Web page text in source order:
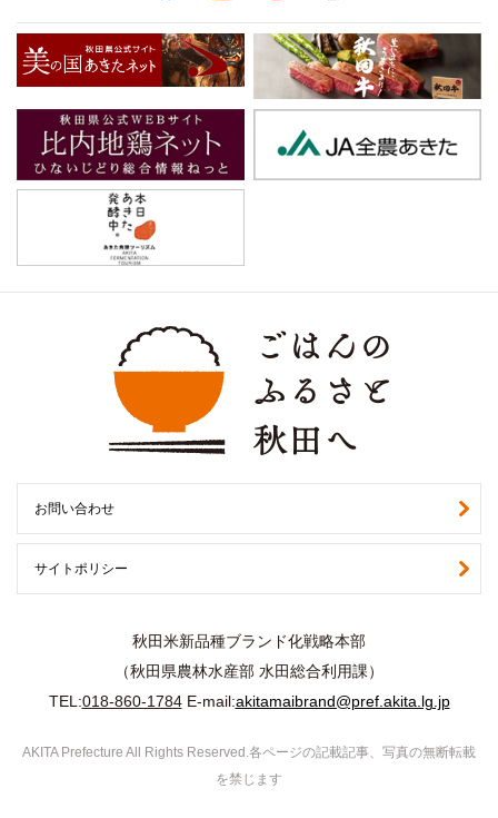
お問い合わせ
サイトポリシー
秋田米新品種ブランド化戦略本部
（秋田県農林水産部 水田総合利用課）
TEL:018-860-1784E-mail:akitamaibrand@pref.akita.lg.jp
AKITA Prefecture All Rights Reserved.各ページの記載記事、写真の無断転載
を禁じます